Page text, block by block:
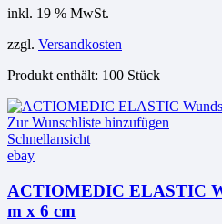
inkl. 19 % MwSt.
zzgl. Versandkosten
Produkt enthält: 100 Stück
Zur Wunschliste hinzufügen
Schnellansicht
ebay
ACTIOMEDIC ELASTIC
m x 6 cm